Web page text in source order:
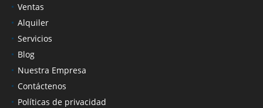
Ventas
Alquiler
Servicios
Blog
Nuestra Empresa
Contáctenos
Políticas de privacidad